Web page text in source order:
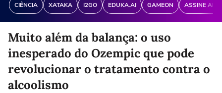
CIÊNCIA XATAKA I2GO EDUKA.AI GAMEON ASSINE
Muito além da balança: o uso
inesperado do Ozempic que pode
revolucionar o tratamento contra o
alcoolismo